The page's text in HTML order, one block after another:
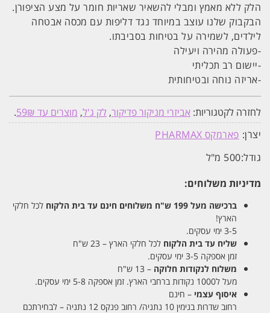
הלק ללא מאמץ ומבלי להשאיר שאריות חומר על מצע הציפורן.
הבקבוק שלנו עוצב במיוחד נגד דליפות עם מכסה אבטחה
לילדים, לשמירה על בטיחות בסביבתו.
-פעולה מהירה ויעילה
-יישום רב תכליתי
-אריזה נוחה ובטיחותית
לחזרה לקטגוריות: אביזרי מניקור פדיקור, לק ג'ל, מוצרים עד 59₪
.
יצרן: פארמקס PHARMAX
גודל:500 מ"ל
מדיניות משלוחים:
ברכישה מעל 199 ש"ח משלוחים חינם עד בית הלקוח לכל חלקי
הארץ!
3-5 ימי עסקים.
שליח עד בית הלקוח לכל חלקי הארץ – 23 ש"ח
זמן אספקה 3-5 ימי עסקים.
משלוח לנקודות חלוקה – 13 ש"ח
מעל ל1000 נקודות ברחבי הארץ. זמן אספקה 5-8 ימי עסקים.
איסוף עצמי – חינם
רחוב שדרות בנימין 10 נתניה/ רחוב פנקס 12 נתניה – לבחירתכם